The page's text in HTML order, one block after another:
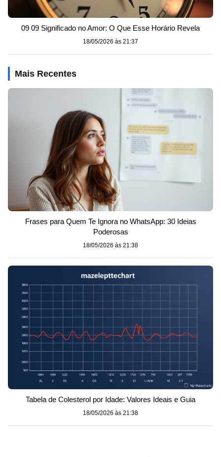
09 09 Significado no Amor: O Que Esse Horário Revela
18/05/2026 às 21:37
Mais Recentes
Frases para Quem Te Ignora no WhatsApp: 30 Ideias
Poderosas
18/05/2026 às 21:38
Tabela de Colesterol por Idade: Valores Ideais e Guia
18/05/2026 às 21:38